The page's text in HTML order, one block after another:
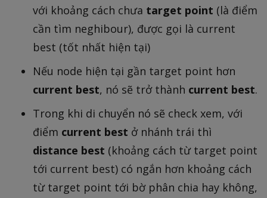
với khoảng cách chưa target point (là điểm
cần tìm neghibour), được gọi là current
best (tốt nhất hiện tại)
Nếu node hiện tại gần target point hơn
current best, nó sẽ trở thành current best.
Trong khi di chuyển nó sẽ check xem, với
điểm current best ở nhánh trái thì
distance best (khoảng cách từ target point
tới current best) có ngắn hơn khoảng cách
từ target point tới bờ phân chia hay không,